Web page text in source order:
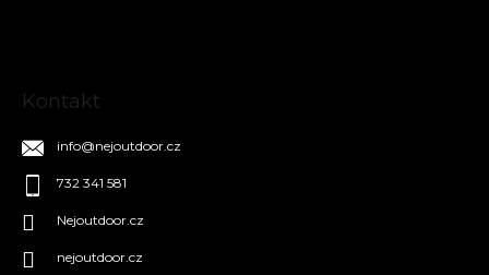
Kontakt
info@nejoutdoor.cz
732 341 581
Nejoutdoor.cz
nejoutdoor.cz